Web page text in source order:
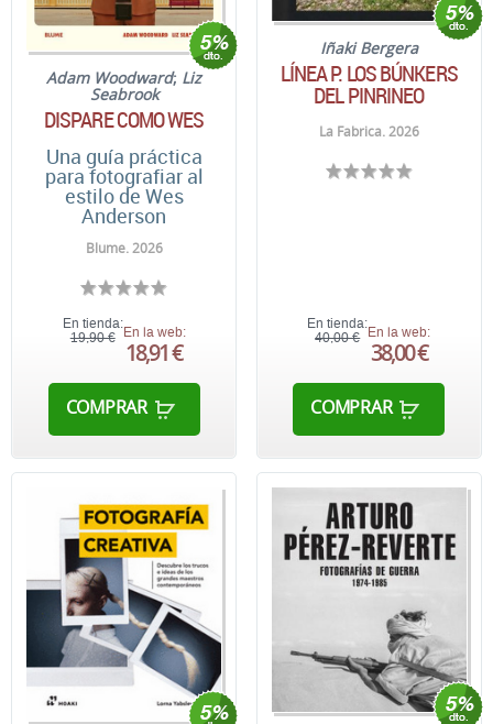
Adam Woodward; Liz
Seabrook
DISPARE COMO WES
Una guía práctica
para fotografiar al
estilo de Wes
Anderson
Blume. 2026
En tienda:
19,90 € En la web:
18,91 €
COMPRAR
Iñaki Bergera
LÍNEA P. LOS BÚNKERS
DEL PINRINEO
La Fabrica. 2026
En tienda:
40,00 € En la web:
38,00 €
COMPRAR